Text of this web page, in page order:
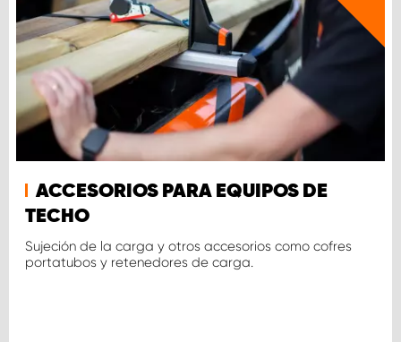
ACCESORIOS PARA EQUIPOS DE
TECHO
Sujeción de la carga y otros accesorios como cofres
portatubos y retenedores de carga.